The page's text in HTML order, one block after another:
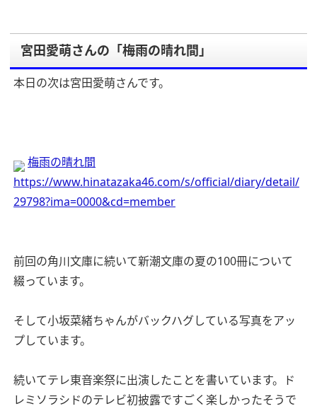
宮田愛萌さんの「梅雨の晴れ間」
本日の次は宮田愛萌さんです。
梅雨の晴れ間
https://www.hinatazaka46.com/s/official/diary/detail/
29798?ima=0000&cd=member
前回の角川文庫に続いて新潮文庫の夏の100冊について
綴っています。
そして小坂菜緒ちゃんがバックハグしている写真をアッ
プしています。
続いてテレ東音楽祭に出演したことを書いています。ド
レミソラシドのテレビ初披露ですごく楽しかったそうで